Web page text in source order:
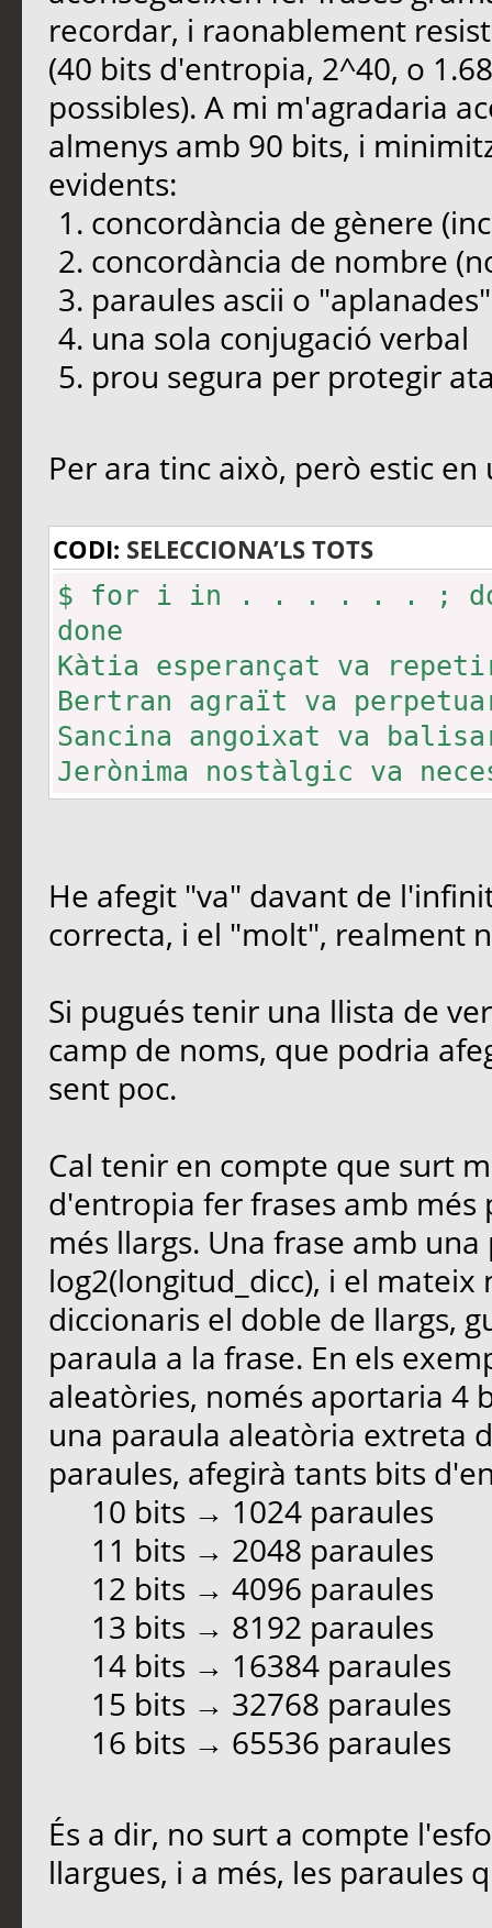
recordar, i raonablement
(40 bits d'entropia, 2^40, o
possibles). A mi m'agradaria
almenys amb 90 bits, i
evidents:
concordància de gènere
concordància de nombre
paraules ascii o
una sola conjugació verbal
prou segura per protegir
Per ara tinc això, però estic
CODI: SELECCIONA’LS TOTS
$ for i in . . . . . . ; do
done
Kàtia esperançat va
Bertran agraït va
Sancina angoixat va
Jerònima nostàlgic va
Marcel·lí en pànic va
He afegit "va" davant de
correcta, i el "molt", realment
Si pugués tenir una llista de
camp de noms, que podria
sent poc.
Cal tenir en compte que surt
d'entropia fer frases amb
més llargs. Una frase amb
log2(longitud_dicc), i el
diccionaris el doble de llargs,
paraula a la frase. En els
aleatòries, només aportaria 4
una paraula aleatòria extreta
paraules, afegirà tants bits
10 bits → 1024 paraules
11 bits → 2048 paraules
12 bits → 4096 paraules
13 bits → 8192 paraules
14 bits → 16384 paraules
15 bits → 32768 paraules
16 bits → 65536 paraules
És a dir, no surt a compte
llargues, i a més, les paraules